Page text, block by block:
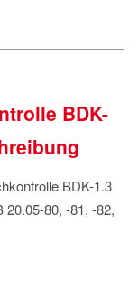
BDK-
BDK-1.3
80, -81, -82,